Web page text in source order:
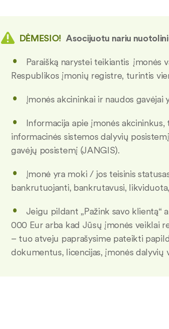
DĖMESIO! Asocijuotu nariu
Paraišką narystei teikiantis įmonės
Respublikos įmonių registre, turintis
Įmonės akcininkai ir naudos
Informacija apie įmonės
informacinės sistemos dalyvių
gavėjų posistemį (JANGIS).
Įmonė yra moki / jos teisinis
bankrutuojanti, bankrutavusi,
Jeigu pildant „Pažink savo klientą“
000 Eur arba kad Jūsų įmonės veiklai
– tuo atveju paprašysime pateikti
dokumentus, licencijas, įmonės